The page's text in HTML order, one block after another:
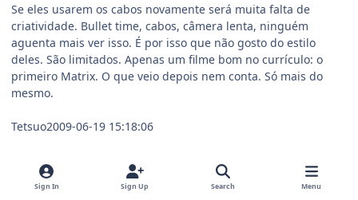
Se eles usarem os cabos novamente será muita falta de
criatividade. Bullet time, cabos, câmera lenta, ninguém
aguenta mais ver isso. É por isso que não gosto do estilo
deles. São limitados. Apenas um filme bom no currículo: o
primeiro Matrix. O que veio depois nem conta. Só mais do
mesmo.
Tetsuo2009-06-19 15:18:06
Sign In Sign Up Search Menu